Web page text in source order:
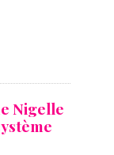
Nigelle